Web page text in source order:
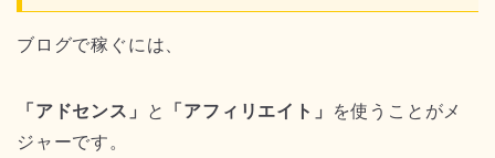
ブログで稼ぐには、
「アドセンス」 と 「アフィリエイト」
を使うことがメ
ジャーです。